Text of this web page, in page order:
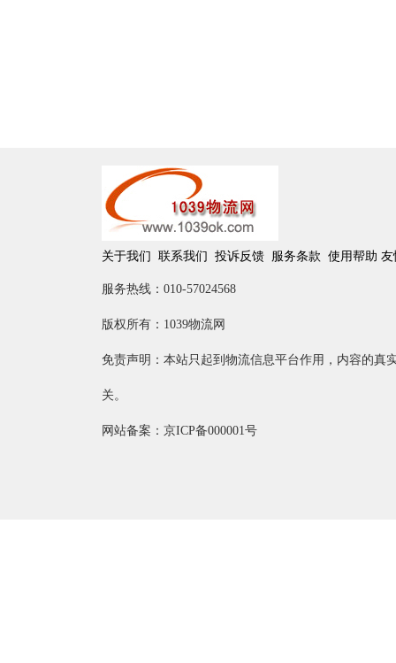
关于我们 联系我们 投诉反馈 服务条款 使用帮助 友
服务热线：010-57024568
版权所有：1039物流网
免责声明：本站只起到物流信息平台作用，内容的真
关。
网站备案：京ICP备000001号